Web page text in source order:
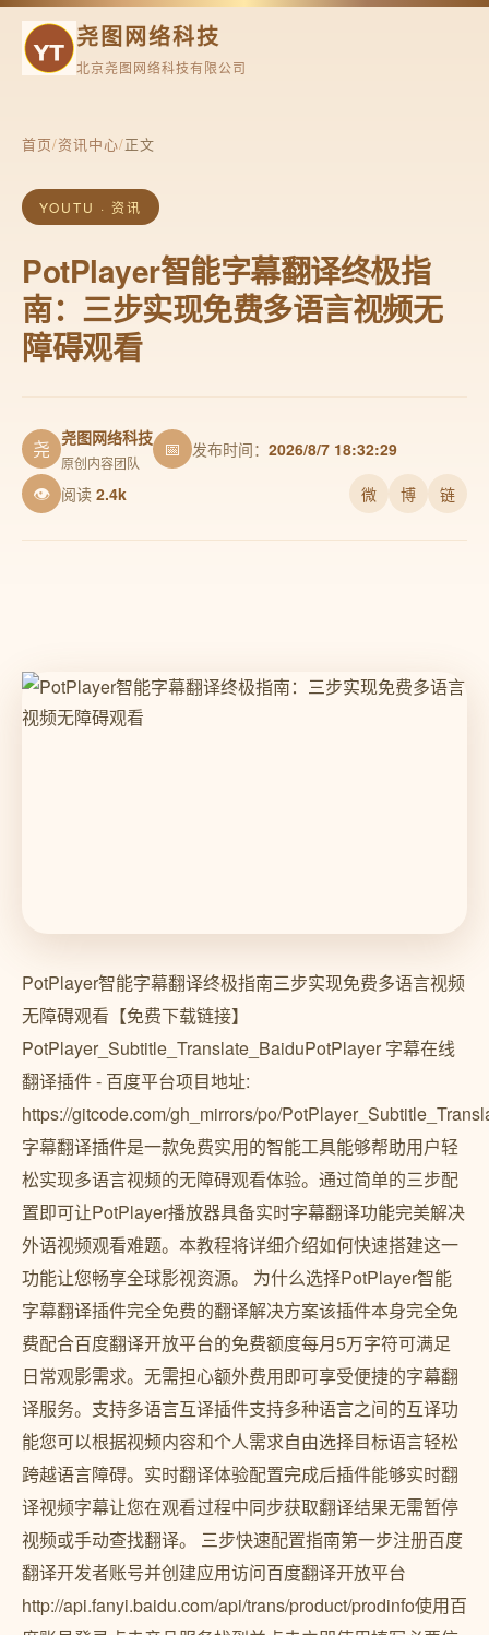
尧图网络科技
北京尧图网络科技有限公司
首页/资讯中心/正文
YOUTU · 资讯
PotPlayer智能字幕翻译终极指
南：三步实现免费多语言视频无
障碍观看
尧 尧图网络科技
原创内容团队
📅 发布时间： 2026/8/7 18:32:29
👁 阅读 2.4k 微 博 链
PotPlayer智能字幕翻译终极指南三步实现免费多语言视频
无障碍观看【免费下载链接】
PotPlayer_Subtitle_Translate_BaiduPotPlayer 字幕在线
翻译插件 - 百度平台项目地址:
https://gitcode.com/gh_mirrors/po/
字幕翻译插件是一款免费实用的智能工具能够帮助用户轻
松实现多语言视频的无障碍观看体验。通过简单的三步配
置即可让PotPlayer播放器具备实时字幕翻译功能完美解决
外语视频观看难题。本教程将详细介绍如何快速搭建这一
功能让您畅享全球影视资源。 为什么选择PotPlayer智能
字幕翻译插件完全免费的翻译解决方案该插件本身完全免
费配合百度翻译开放平台的免费额度每月5万字符可满足
日常观影需求。无需担心额外费用即可享受便捷的字幕翻
译服务。支持多语言互译插件支持多种语言之间的互译功
能您可以根据视频内容和个人需求自由选择目标语言轻松
跨越语言障碍。实时翻译体验配置完成后插件能够实时翻
译视频字幕让您在观看过程中同步获取翻译结果无需暂停
视频或手动查找翻译。 三步快速配置指南第一步注册百度
翻译开发者账号并创建应用访问百度翻译开放平台
http://api.fanyi.baidu.com/api/trans/product/prodinfo使用百